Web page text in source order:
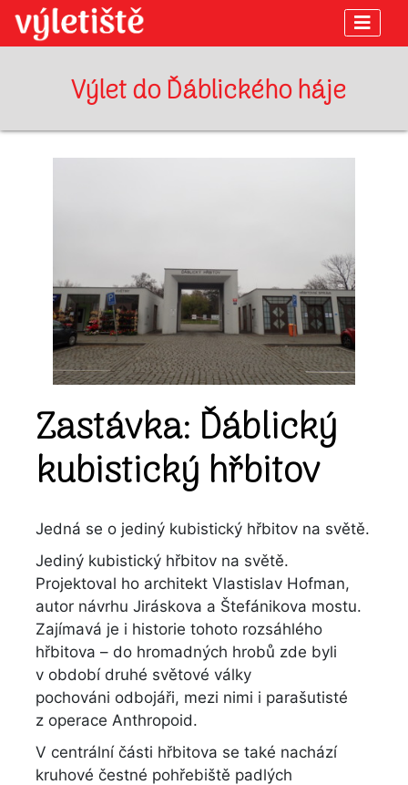
Výlet do Ďáblického háje
Zastávka: Ďáblický
kubistický hřbitov
Jedná se o jediný kubistický hřbitov na světě.
Jediný kubistický hřbitov na světě.
Projektoval ho architekt Vlastislav Hofman,
autor návrhu Jiráskova a Štefánikova mostu.
Zajímavá je i historie tohoto rozsáhlého
hřbitova – do hromadných hrobů zde byli
v období druhé světové války
pochováni odbojáři, mezi nimi i parašutisté
z operace Anthropoid.
V centrální části hřbitova se také nachází
kruhové čestné pohřebiště padlých